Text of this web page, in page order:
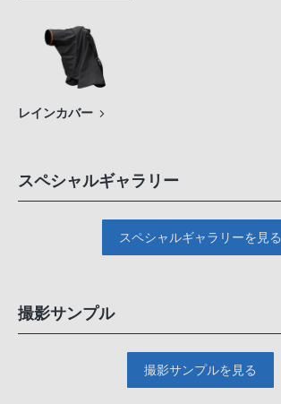
レインカバー
スペシャルギャラリー
スペシャルギャラリーを見る
撮影サンプル
撮影サンプルを見る